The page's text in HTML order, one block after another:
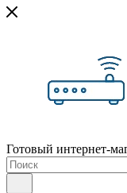
Готовый интернет-